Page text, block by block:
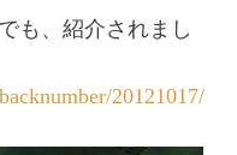
も、紹介されまし
20121017/